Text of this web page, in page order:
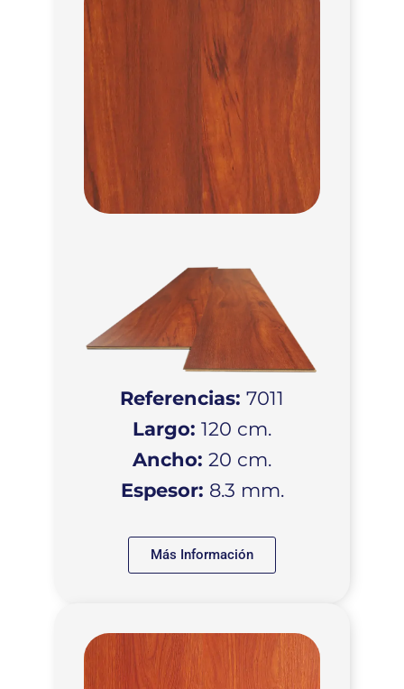
Referencias: 7011
Largo: 120 cm.
Ancho: 20 cm.
Espesor: 8.3 mm.
Más Información